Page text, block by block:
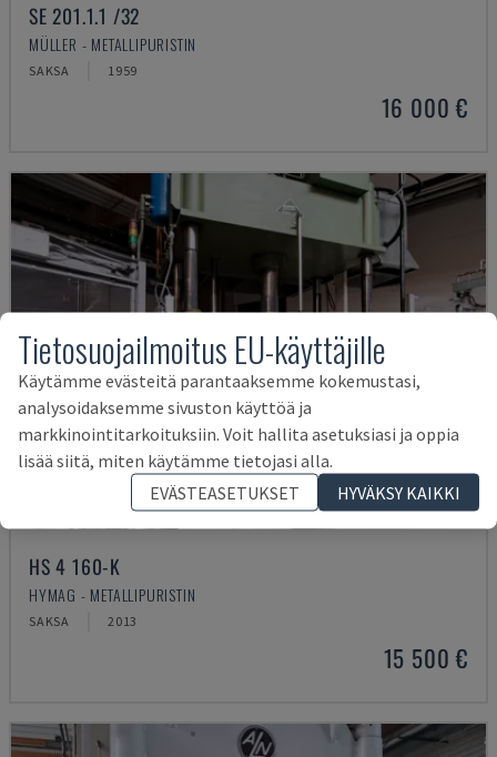
SE 201.1.1 /32
MÜLLER - METALLIPURISTIN
SAKSA 1959
16 000 €
HS 4 160-K
HYMAG - METALLIPURISTIN
SAKSA 2013
15 500 €
Tietosuojailmoitus EU-käyttäjille
Käytämme evästeitä parantaaksemme kokemustasi,
analysoidaksemme sivuston käyttöä ja
markkinointitarkoituksiin. Voit hallita asetuksiasi ja oppia
lisää siitä, miten käytämme tietojasi alla.
EVÄSTEASETUKSET
HYVÄKSY KAIKKI